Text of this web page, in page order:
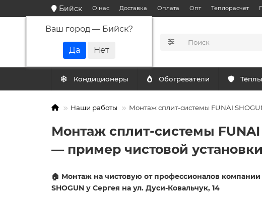
Бийск
Ваш город — Бийск?
О нас Доставка Оплата Опт Теплорасчет
Кондиционеры Обогреватели
Наши работы Монтаж сплит-системы FUNAI
Монтаж сплит-системы FUNAI
— пример чистовой
🏠 Монтаж на чистовую от профессионалов
SHOGUN у Сергея на ул. Дуси-Ковальчук, 14